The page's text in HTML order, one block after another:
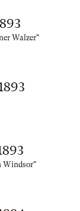
Walzer"
Windsor"